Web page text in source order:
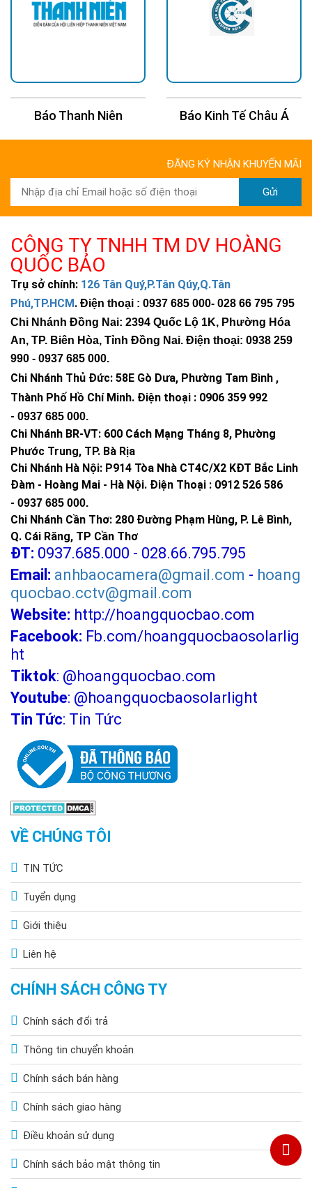
Báo Thanh Niên Báo Kinh Tế Châu Á
ĐĂNG KÝ NHẬN KHUYẾN MÃI
Gửi
CÔNG TY TNHH TM DV HOÀNG
QUỐC BẢO
Trụ sở chính: 126 Tân Quý,P.Tân Qúy,Q.Tân
Phú,TP.HCM. Điện thoại : 0937 685 000- 028 66 795 795
Chi Nhánh Đồng Nai: 2394 Quốc Lộ 1K, Phường Hóa
An, TP. Biên Hòa, Tỉnh Đồng Nai. Điện thoại: 0938 259
990 - 0937 685 000.
Chi Nhánh Thủ Đức: 58E Gò Dưa, Phường Tam Bình ,
Thành Phố Hồ Chí Minh. Điện thoại : 0906 359 992
- 0937 685 000.
Chi Nhánh BR-VT: 600 Cách Mạng Tháng 8, Phường
Phước Trung, TP. Bà Rịa
Chi Nhánh Hà Nội: P914 Tòa Nhà CT4C/X2 KĐT Bắc Linh
Đàm - Hoàng Mai - Hà Nội. Điện Thoại : 0912 526 586
- 0937 685 000.
Chi Nhánh Cần Thơ: 280 Đường Phạm Hùng, P. Lê Bình,
Q. Cái Răng, TP Cần Thơ
ĐT: 0937.685.000 - 028.66.795.795
Email: anhbaocamera@gmail.com - hoang
quocbao.cctv@gmail.com
Website: http://hoangquocbao.com
Facebook: Fb.com/hoangquocbaosolarlig
ht
Tiktok: @hoangquocbao.com
Youtube: @hoangquocbaosolarlight
Tin Tức: Tin Tức
VỀ CHÚNG TÔI
TIN TỨC
Tuyển dụng
Giới thiệu
Liên hệ
CHÍNH SÁCH CÔNG TY
Chính sách đổi trả
Thông tin chuyển khoản
Chính sách bán hàng
Chính sách giao hàng
Điều khoản sử dụng
Chính sách bảo mật thông tin